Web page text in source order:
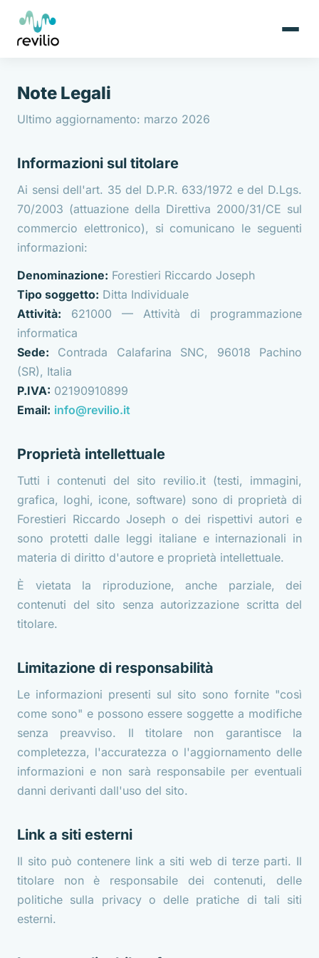
Note Legali
Ultimo aggiornamento: marzo 2026
Informazioni sul titolare
Ai sensi dell'art. 35 del D.P.R. 633/1972 e del D.Lgs.
70/2003 (attuazione della Direttiva 2000/31/CE sul
commercio elettronico), si comunicano le seguenti
informazioni:
Denominazione: Forestieri Riccardo Joseph
Tipo soggetto: Ditta Individuale
Attività: 621000 — Attività di programmazione
informatica
Sede: Contrada Calafarina SNC, 96018 Pachino
(SR), Italia
P.IVA: 02190910899
Email: info@revilio.it
Proprietà intellettuale
Tutti i contenuti del sito revilio.it (testi, immagini,
grafica, loghi, icone, software) sono di proprietà di
Forestieri Riccardo Joseph o dei rispettivi autori e
sono protetti dalle leggi italiane e internazionali in
materia di diritto d'autore e proprietà intellettuale.
È vietata la riproduzione, anche parziale, dei
contenuti del sito senza autorizzazione scritta del
titolare.
Limitazione di responsabilità
Le informazioni presenti sul sito sono fornite "così
come sono" e possono essere soggette a modifiche
senza preavviso. Il titolare non garantisce la
completezza, l'accuratezza o l'aggiornamento delle
informazioni e non sarà responsabile per eventuali
danni derivanti dall'uso del sito.
Link a siti esterni
Il sito può contenere link a siti web di terze parti. Il
titolare non è responsabile dei contenuti, delle
politiche sulla privacy o delle pratiche di tali siti
esterni.